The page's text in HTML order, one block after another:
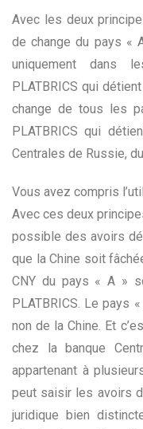
Avec les deux
de change du pays «
uniquement dans
PLATBRICS qui
change de tous les
PLATBRICS qui
Centrales de Russie,
Vous avez compris
Avec ces deux
possible des avoirs
que la Chine soit
CNY du pays « A »
PLATBRICS. Le pays
non de la Chine. Et
chez la banque
appartenant à
peut saisir les avoirs
juridique bien